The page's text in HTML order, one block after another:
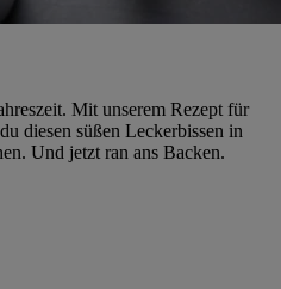
Mit unserem Rezept für
diesen süßen Leckerbissen in
Und jetzt ran ans Backen.